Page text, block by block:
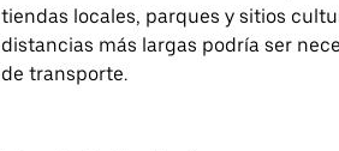
tiendas locales, parques y sitios
distancias más largas podría ser
de transporte.